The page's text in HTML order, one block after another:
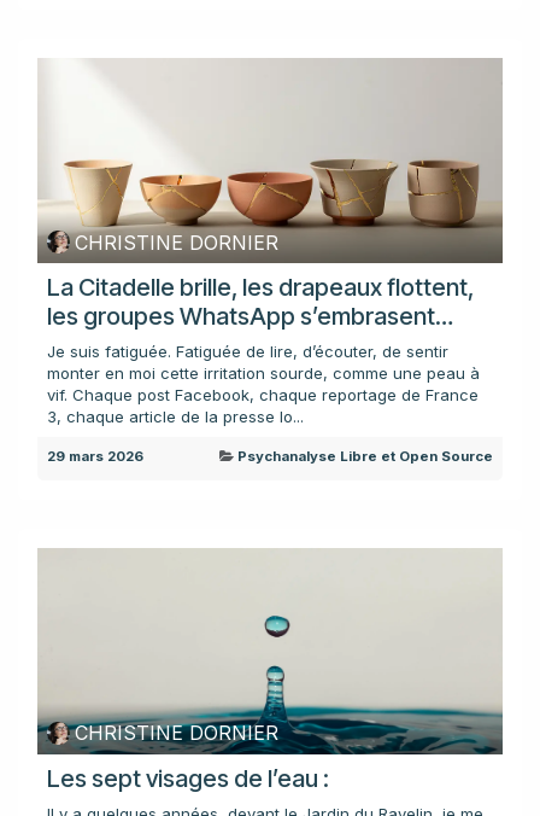
CHRISTINE DORNIER
La Citadelle brille, les drapeaux flottent,
les groupes WhatsApp s’embrasent…
Je suis fatiguée. Fatiguée de lire, d’écouter, de sentir
monter en moi cette irritation sourde, comme une peau à
vif. Chaque post Facebook, chaque reportage de France
3, chaque article de la presse lo...
29 mars 2026 Psychanalyse Libre et Open Source
CHRISTINE DORNIER
Les sept visages de l’eau :